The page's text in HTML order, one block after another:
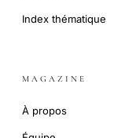
Index thématique
MAGAZINE
À propos